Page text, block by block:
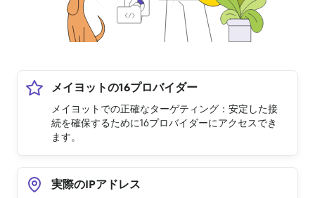
メイヨットの16プロバイダー
メイヨットでの正確なターゲティング：安定した接
続を確保するために16プロバイダーにアクセスでき
ます。
実際のIPアドレス